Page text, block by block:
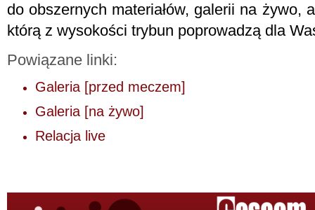
do obszernych materiałów, galerii na żywo,
którą z wysokości trybun poprowadzą dla
Powiązane linki:
Galeria [przed meczem]
Galeria [na żywo]
Relacja live